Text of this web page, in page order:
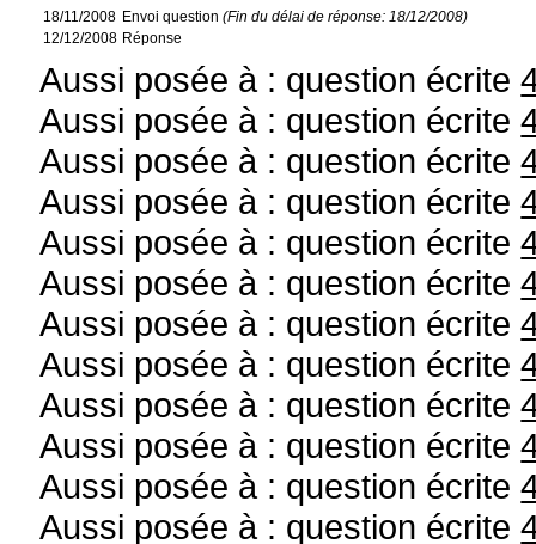
18/11/2008 Envoi question(Fin du délai de réponse: 18/12/2008)
12/12/2008 Réponse
Aussi posée à : question écrite
Aussi posée à : question écrite
Aussi posée à : question écrite
Aussi posée à : question écrite
Aussi posée à : question écrite
Aussi posée à : question écrite
Aussi posée à : question écrite
Aussi posée à : question écrite
Aussi posée à : question écrite
Aussi posée à : question écrite
Aussi posée à : question écrite
Aussi posée à : question écrite